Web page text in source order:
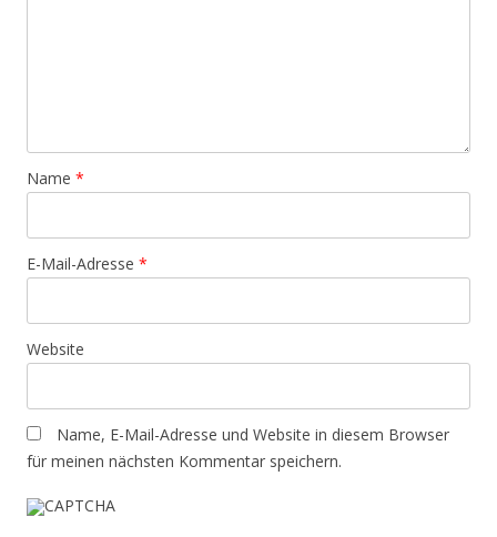
Name *
E-Mail-Adresse *
Website
Name, E-Mail-Adresse und Website in diesem Browser
für meinen nächsten Kommentar speichern.